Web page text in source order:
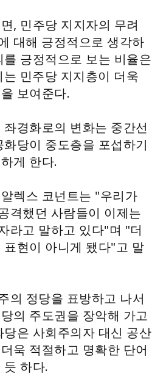
, 민주당 지지자의 무려
대해 긍정적으로 생각하
긍정적으로 보는 비율은
민주당 지지층이 더욱
보여준다.
경화로의 변화는 중간선
당이 중도층을 포섭하기
게 한다.
렉스 코넌트는 "우리가
격했던 사람들이 이제는
라고 말하고 있다"며 "더
표현이 아니게 됐다"고 말
의 정당을 표방하고 나서
의 주도권을 장악해 가고
은 사회주의자 대신 공산
욱 적절하고 명확한 단어
하다.